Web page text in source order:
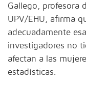
Gallego, profesora
UPV/EHU, afirma
adecuadamente
investigadores no
afectan a las
estadísticas.